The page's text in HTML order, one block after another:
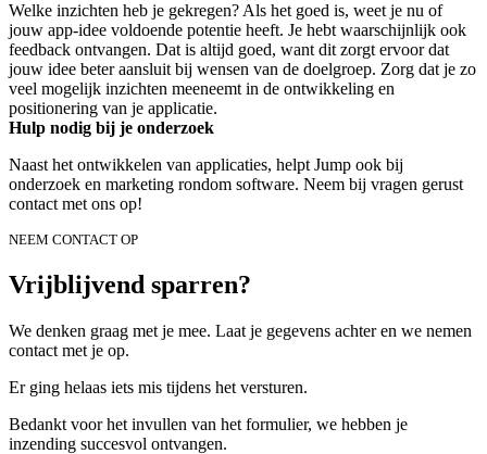
Welke inzichten heb je gekregen? Als het goed is, weet je nu of
jouw app-idee voldoende potentie heeft. Je hebt waarschijnlijk ook
feedback ontvangen. Dat is altijd goed, want dit zorgt ervoor dat
jouw idee beter aansluit bij wensen van de doelgroep. Zorg dat je zo
veel mogelijk inzichten meeneemt in de ontwikkeling en
positionering van je applicatie.
Hulp nodig bij je onderzoek
Naast het ontwikkelen van applicaties, helpt Jump ook bij
onderzoek en marketing rondom software. Neem bij vragen gerust
contact met ons op!
NEEM CONTACT OP
Vrijblijvend sparren?
We denken graag met je mee. Laat je gegevens achter en we nemen
contact met je op.
Er ging helaas iets mis tijdens het versturen.
Bedankt voor het invullen van het formulier, we hebben je
inzending succesvol ontvangen.